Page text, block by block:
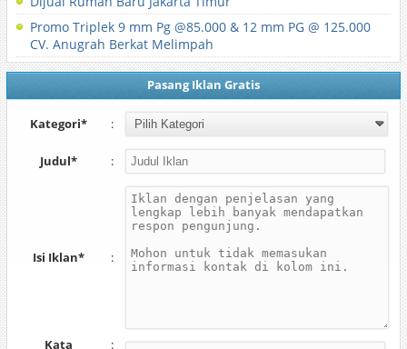
Promo Triplek 9 mm Pg @85.000 & 12 mm PG @ 125.000
CV. Anugrah Berkat Melimpah
Pasang Iklan Gratis
Kategori* :
Judul* :
Isi Iklan* :
Kata
: